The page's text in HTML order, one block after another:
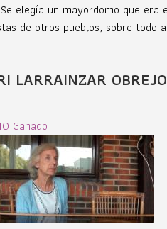
elegía un mayordomo que
de otros pueblos, sobre todo
LARRAINZAR OBREJO
Ganado